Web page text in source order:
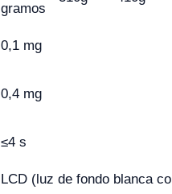
gramos
0,1 mg
0,4 mg
≤4 s
LCD (luz de fondo blanca